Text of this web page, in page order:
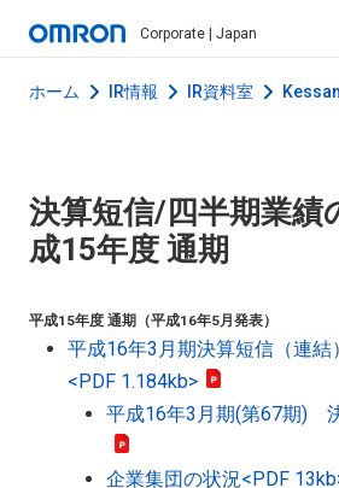
Corporate | Japan
ホーム IR情報 IR資料室 Kessan
決算短信/四半期業績
成15年度 通期
平成15年度 通期（平成16年5月発表）
平成16年3月期決算短信（連結
<PDF 1.184kb>
平成16年3月期(第67期)
企業集団の状況<PDF